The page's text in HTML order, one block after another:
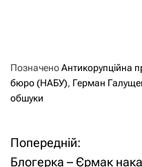
ПозначеноАнтикорупційна
бюро (НАБУ), Герман
обшуки
Н
Попередній:
Блогерка – Єрмак